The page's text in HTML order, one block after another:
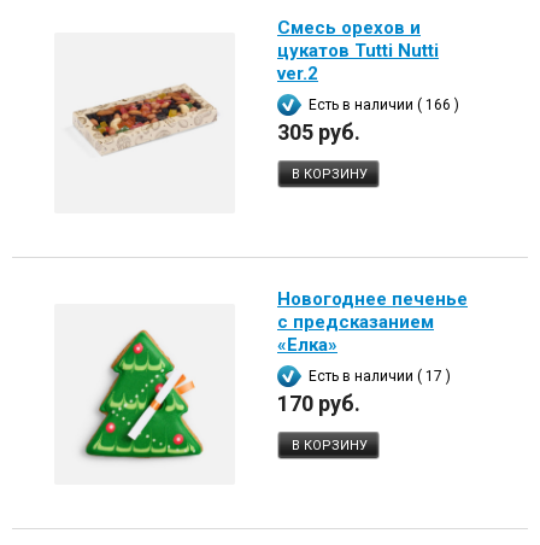
Смесь орехов и
цукатов Tutti Nutti
ver.2
Есть в наличии ( 166 )
305 руб.
В КОРЗИНУ
Новогоднее печенье
с предсказанием
«Елка»
Есть в наличии ( 17 )
170 руб.
В КОРЗИНУ